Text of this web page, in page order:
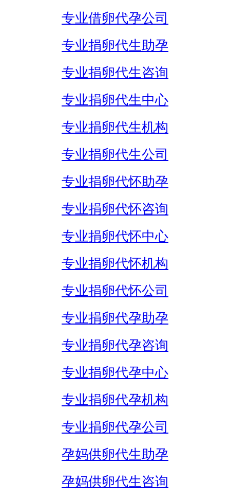
专业借卵代孕公司
专业捐卵代生助孕
专业捐卵代生咨询
专业捐卵代生中心
专业捐卵代生机构
专业捐卵代生公司
专业捐卵代怀助孕
专业捐卵代怀咨询
专业捐卵代怀中心
专业捐卵代怀机构
专业捐卵代怀公司
专业捐卵代孕助孕
专业捐卵代孕咨询
专业捐卵代孕中心
专业捐卵代孕机构
专业捐卵代孕公司
孕妈供卵代生助孕
孕妈供卵代生咨询